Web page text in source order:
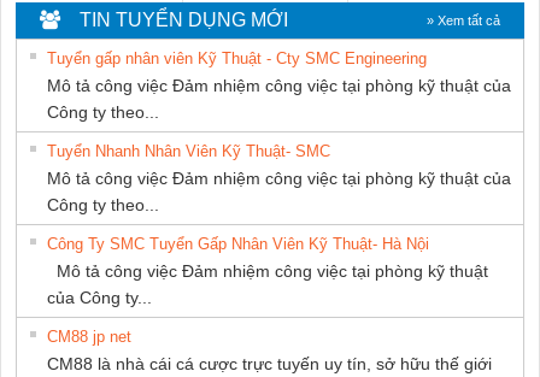
KTECH VIỆT
NAM
TIN TUYỂN DỤNG MỚI » Xem tất cả
Tuyển gấp nhân viên Kỹ Thuật - Cty SMC Engineering
Mô tả công việc Đảm nhiệm công việc tại phòng kỹ thuật của
Công ty theo...
Tuyển Nhanh Nhân Viên Kỹ Thuật- SMC
Mô tả công việc Đảm nhiệm công việc tại phòng kỹ thuật của
Công ty theo...
Công Ty SMC Tuyển Gấp Nhân Viên Kỹ Thuật- Hà Nội
Mô tả công việc Đảm nhiệm công việc tại phòng kỹ thuật
của Công ty...
CM88 jp net
CM88 là nhà cái cá cược trực tuyến uy tín, sở hữu thế giới